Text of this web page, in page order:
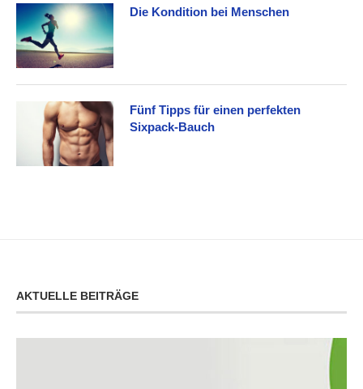
Die Kondition bei Menschen
Fünf Tipps für einen perfekten
Sixpack-Bauch
AKTUELLE BEITRÄGE